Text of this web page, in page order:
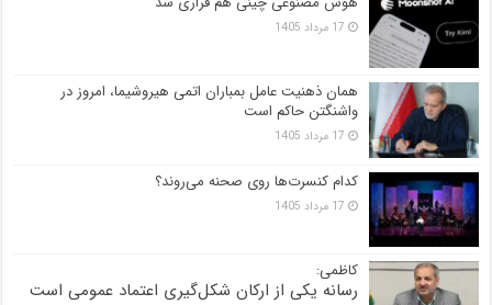
17 مرداد 1405
همان ذهنیت عامل بمباران اتمی هیروشیما، امروز در
واشنگتن حاکم است
17 مرداد 1405
کدام کنسرت‌ها روی صحنه می‌روند؟
17 مرداد 1405
کاظمی:
رسانه یکی از ارکان شکل‌گیری اعتماد عمومی است